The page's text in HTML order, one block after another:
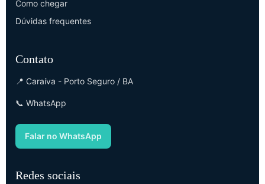
Como chegar
Dúvidas frequentes
Contato
📍 Caraíva - Porto Seguro / BA
📞 WhatsApp
Falar no WhatsApp
Redes sociais